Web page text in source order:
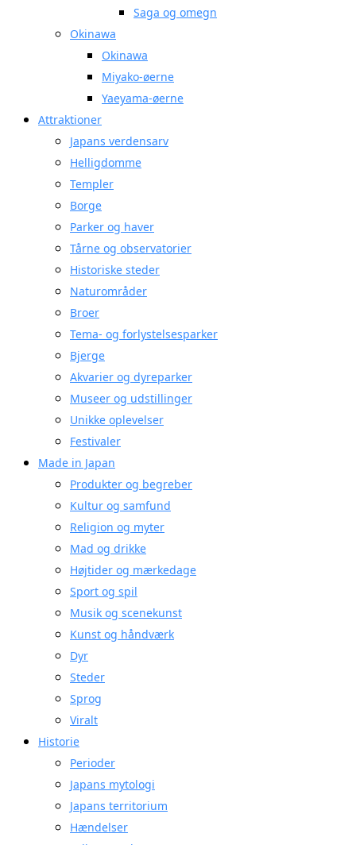
Saga og omegn
Okinawa
Okinawa
Miyako-øerne
Yaeyama-øerne
Attraktioner
Japans verdensarv
Helligdomme
Templer
Borge
Parker og haver
Tårne og observatorier
Historiske steder
Naturområder
Broer
Tema- og forlystelsesparker
Bjerge
Akvarier og dyreparker
Museer og udstillinger
Unikke oplevelser
Festivaler
Made in Japan
Produkter og begreber
Kultur og samfund
Religion og myter
Mad og drikke
Højtider og mærkedage
Sport og spil
Musik og scenekunst
Kunst og håndværk
Dyr
Steder
Sprog
Viralt
Historie
Perioder
Japans mytologi
Japans territorium
Hændelser